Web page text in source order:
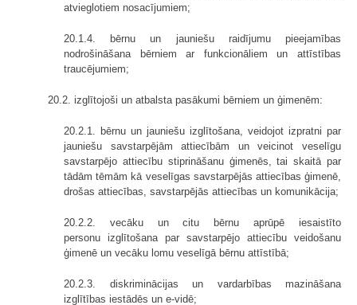
atvieglotiem nosacījumiem;
20.1.4. bērnu un jauniešu raidījumu pieejamības
nodrošināšana bērniem ar funkcionāliem un attīstības
traucējumiem;
20.2. izglītojoši un atbalsta pasākumi bērniem un ģimenēm:
20.2.1. bērnu un jauniešu izglītošana, veidojot izpratni par
jauniešu savstarpējām attiecībām un veicinot veselīgu
savstarpējo attiecību stiprināšanu ģimenēs, tai skaitā par
tādām tēmām kā veselīgas savstarpējās attiecības ģimenē,
drošas attiecības, savstarpējās attiecības un komunikācija;
20.2.2. vecāku un citu bērnu aprūpē iesaistīto
personu izglītošana par savstarpējo attiecību veidošanu
ģimenē un vecāku lomu veselīgā bērnu attīstībā;
20.2.3. diskriminācijas un vardarbības mazināšana
izglītības iestādēs un e-vidē;